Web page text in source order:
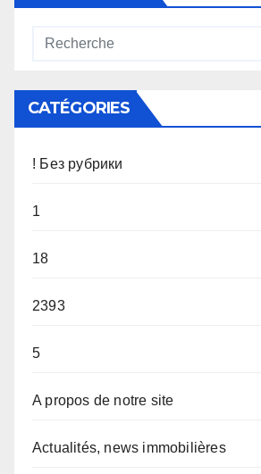
CATÉGORIES
! Без рубрики
1
18
2393
5
A propos de notre site
Actualités, news immobilières